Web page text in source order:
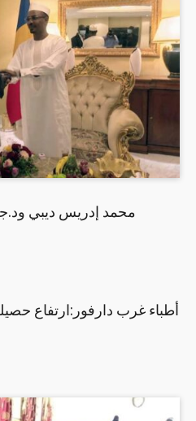
محمد إدريس ديبي
أطباء غرب دارفور:ارتفاع